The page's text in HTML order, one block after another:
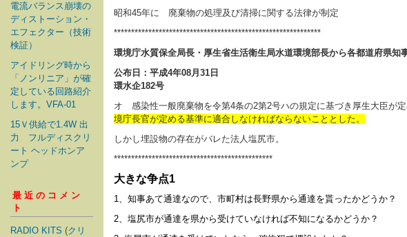
電流バランス崩壊の
ディストーション・
エフェクター（技術
検証）
アイドリング時から
「ノンリニア」が確
定している回路紹介
します。VFA-01
15Ｖ供給で1.4W 出
力 フルディスクリ
ート ヘッドホンア
ンプ
最近のコメン
ト
RADIO KITS (クリ
昭和45年に 廃棄物の処理及び清掃に関する法律が制定
************************************************************
環境庁水質保全局長・厚生省生活衛生局水道環境部長から各都道府県知
公布日：平成4年08月31日
環水企182号
オ 感染性一般廃棄物を令第4条の2第2号ハの規定に基づき厚生大臣が
境庁長官が定める基準に適合しなければならないこととした。
しかし埋設物の存在がバレた法人塩尻市。
**********************************************
大きな争点1
1、知事あて通達なので、市町村は長野県から通達を貰ったかどうか？
2、塩尻市が通達を県から受けていなければ不知になるかどうか？